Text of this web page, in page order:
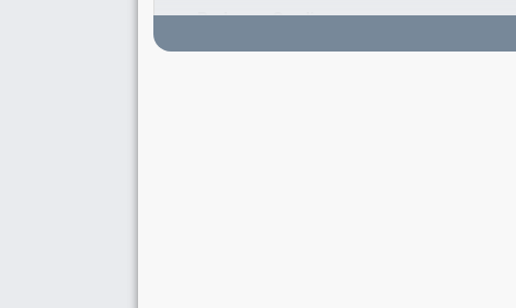
Radovan Gardian
Samuel Jurnečka